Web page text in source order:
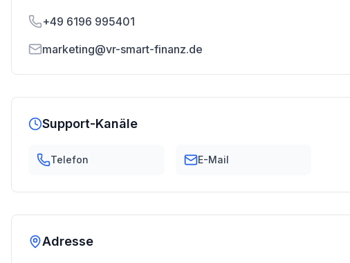
+49 6196 995401
marketing@vr-smart-finanz.de
Support-Kanäle
Telefon E-Mail
Adresse